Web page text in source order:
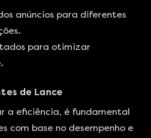
anúncios para diferentes
para otimizar
de Lance
a eficiência, é fundamental
com base no desempenho e